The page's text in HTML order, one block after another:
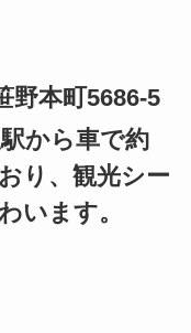
野本町5686-5
から車で約
り、観光シー
います。